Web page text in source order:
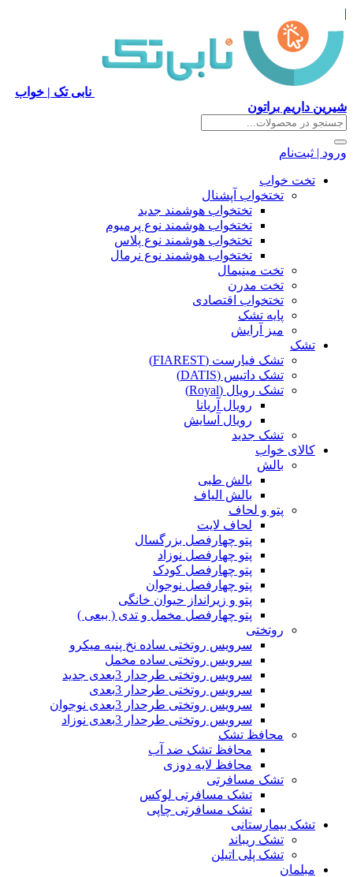
|
نابی تک | خواب
شیرین داریم براتون
ورود | ثبت‌نام
تخت خواب
تختخواب آپشنال
تختخواب هوشمند جدید
تختخواب هوشمند نوع پرمیوم
تختخواب هوشمند نوع پلاس
تختخواب هوشمند نوع نرمال
تخت مینیمال
تخت مدرن
تختخواب اقتصادی
پایه تشک
میز آرایش
تشک
تشک فیارست (FIAREST)
تشک داتیس (DATIS)
تشک رویال (Royal)
رویال آریانا
رویال آسایش
تشک جدید
کالای خواب
بالش
بالش طبی
بالش الیاف
پتو و لحاف
لحاف لایت
پتو چهارفصل بزرگسال
پتو چهارفصل نوزاد
پتو چهارفصل کودک
پتو چهارفصل نوجوان
پتو و زیرانداز حیوان خانگی
پتو چهارفصل مخمل و تدی ( ببعی )
روتختی
سرویس روتختی ساده نخ پنبه میکرو
سرویس روتختی ساده مخمل
سرویس روتختی طرحدار 3بعدی جدید
سرویس روتختی طرحدار 3بعدی
سرویس روتختی طرحدار 3بعدی نوجوان
سرویس روتختی طرحدار 3بعدی نوزاد
محافظ تشک
محافظ تشک ضد آب
محافظ لایه دوزی
تشک مسافرتی
تشک مسافرتی لوکس
تشک مسافرتی چاپی
تشک بیمارستانی
تشک ریباند
تشک پلی اتیلن
مبلمان